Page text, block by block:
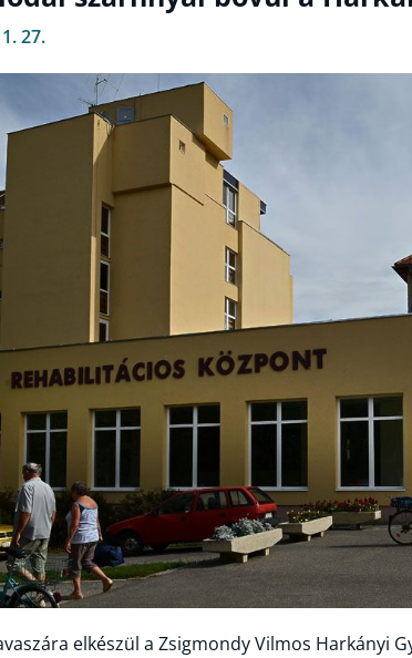
27.
elkészül a Zsigmondy Vilmos Harkányi